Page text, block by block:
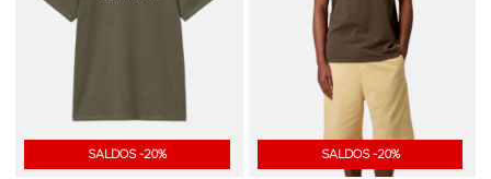
SALDOS -20% SALDOS -20%